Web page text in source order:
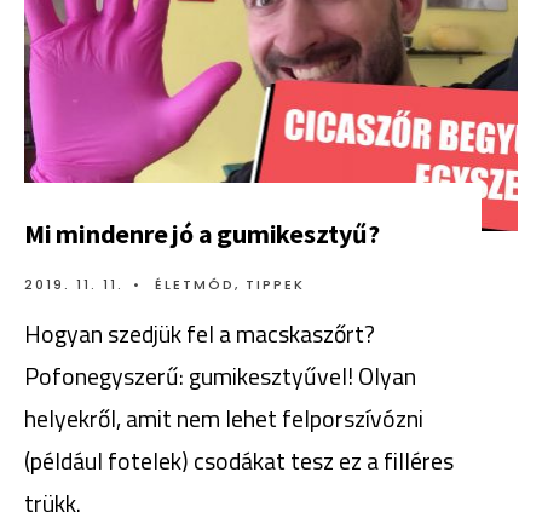
Mi mindenre jó a gumikesztyű?
2019. 11. 11. • ÉLETMÓD, TIPPEK
Hogyan szedjük fel a macskaszőrt?
Pofonegyszerű: gumikesztyűvel! Olyan
helyekről, amit nem lehet felporszívózni
(például fotelek) csodákat tesz ez a filléres
trükk.